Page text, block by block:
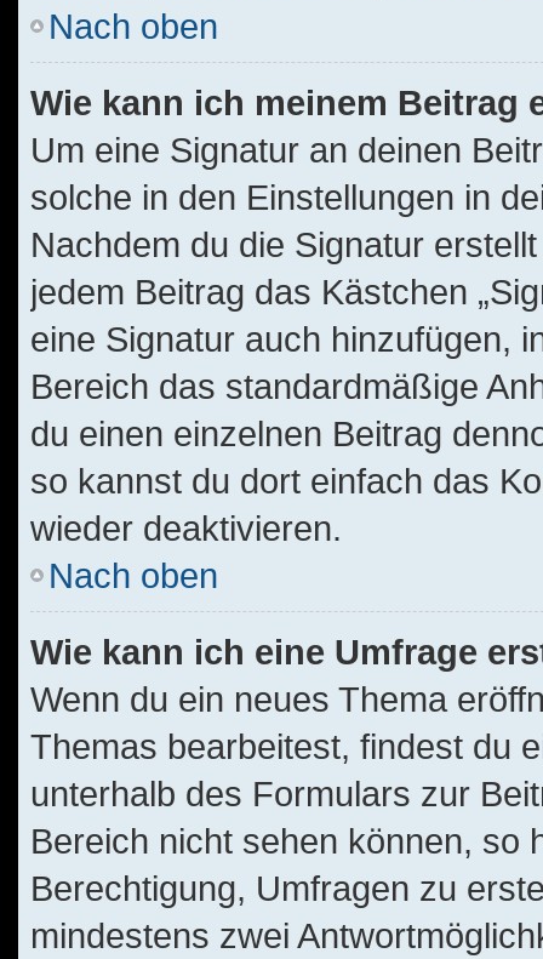
Nach oben
Wie kann ich meinem Beitrag
Um eine Signatur an deinen
solche in den Einstellungen in
Nachdem du die Signatur
jedem Beitrag das Kästchen
eine Signatur auch hinzufügen,
Bereich das standardmäßige
du einen einzelnen Beitrag
so kannst du dort einfach das
wieder deaktivieren.
Nach oben
Wie kann ich eine Umfrage
Wenn du ein neues Thema
Themas bearbeitest, findest du
unterhalb des Formulars zur
Bereich nicht sehen können, so
Berechtigung, Umfragen zu
mindestens zwei